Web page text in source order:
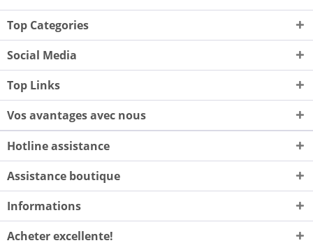
Top Categories
Social Media
Top Links
Vos avantages avec nous
Hotline assistance
Assistance boutique
Informations
Acheter excellente!